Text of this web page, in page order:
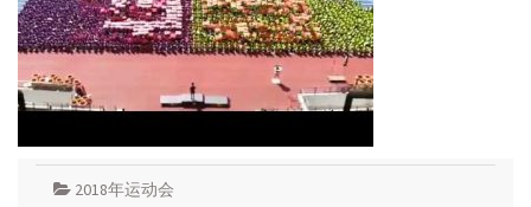
2018年运动会